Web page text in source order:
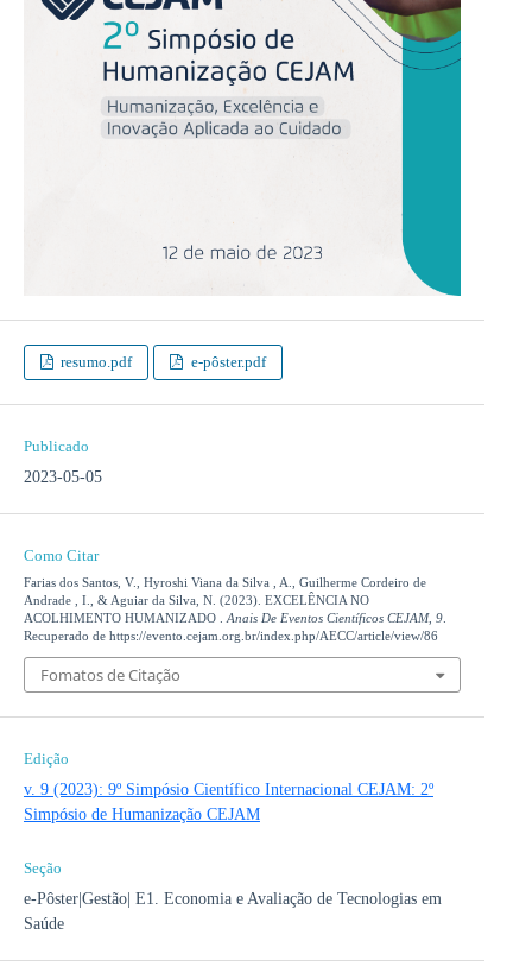
resumo.pdf e-pôster.pdf
Publicado
2023-05-05
Como Citar
Farias dos Santos, V., Hyroshi Viana da Silva , A., Guilherme Cordeiro de
Andrade , I., & Aguiar da Silva, N. (2023). EXCELÊNCIA NO
ACOLHIMENTO HUMANIZADO . Anais De Eventos Científicos CEJAM, 9.
Recuperado de https://evento.cejam.org.br/index.php/AECC/article/view/86
Fomatos de Citação
Edição
v. 9 (2023): 9º Simpósio Científico Internacional CEJAM: 2º
Simpósio de Humanização CEJAM
Seção
e-Pôster|Gestão| E1. Economia e Avaliação de Tecnologias em
Saúde